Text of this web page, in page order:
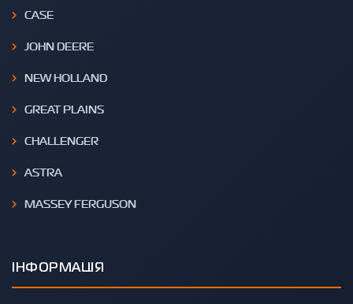
CASE
JOHN DEERE
NEW HOLLAND
GREAT PLAINS
CHALLENGER
ASTRA
MASSEY FERGUSON
ІНФОРМАЦІЯ